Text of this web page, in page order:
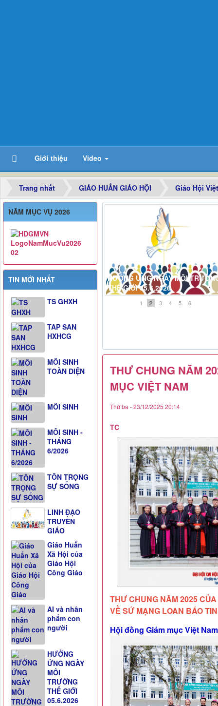
Giới thiệu Video
Trang nhất GIÁO HUẤN GIÁO HỘI Giáo Hội
HƯỞNG ỨNG NGÀY MÔI
THẾ GIỚI 05.6.2026
1 2 3 4 5 6
THƯ CHUNG NĂM
MỤC VIỆT NAM
Thứ ba - 23/12/2025 20:14
TC
THƯ CHUNG NĂM 2025
VỀ SỨ MẠNG LOAN BÁO
Hội đồng Giám mục Việt
NĂM MỤC VỤ 2026
TIN MỚI NHẤT
TS GHXH
TAP SAN
HXHCG
MÔI SINH
TOÀN DIỆN
MÔI SINH
MÔI SINH -
THÁNG
6/2026
TÔN TRỌNG
SỰ SỐNG
LINH ĐẠO
TRUYỀN
GIÁO
Giáo Huấn
Xã Hội của
Giáo Hội
Công Giáo
AI và nhân
phẩm con
người
HƯỞNG
ỨNG NGÀY
MÔI
TRƯỜNG
THẾ GIỚI
05.6.2026